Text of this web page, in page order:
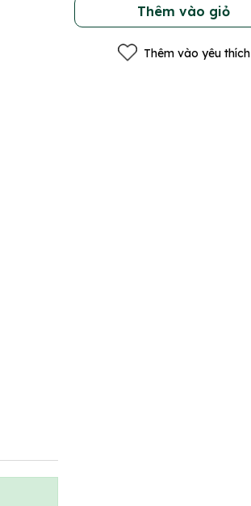
Thêm vào giỏ
Thêm vào yêu thích